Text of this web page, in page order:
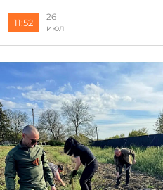
11:52
26
июл